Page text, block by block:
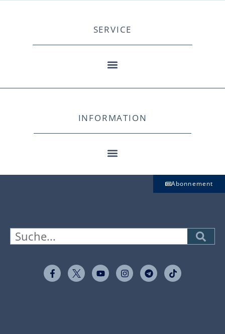
SERVICE
INFORMATION
Abonnement